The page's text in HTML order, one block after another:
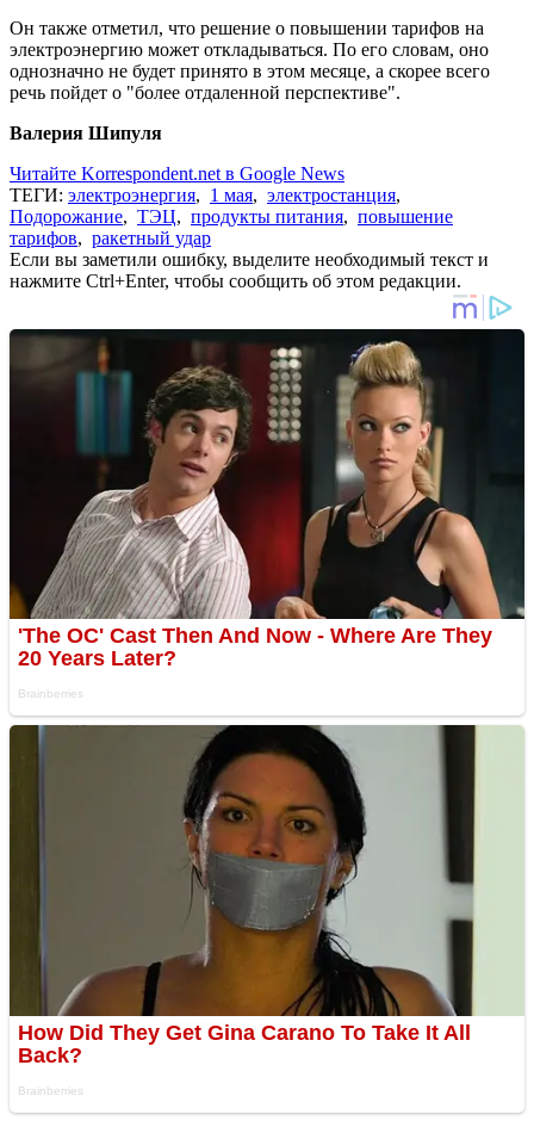
Он также отметил, что решение о повышении тарифов на
электроэнергию может откладываться. По его словам, оно
однозначно не будет принято в этом месяце, а скорее всего
речь пойдет о "более отдаленной перспективе".
Валерия Шипуля
Читайте Korrespondent.net в Google News
ТЕГИ: электроэнергия, 1 мая, электростанция,
Подорожание, ТЭЦ, продукты питания, повышение
тарифов, ракетный удар
Если вы заметили ошибку, выделите необходимый текст и
нажмите Ctrl+Enter, чтобы сообщить об этом редакции.